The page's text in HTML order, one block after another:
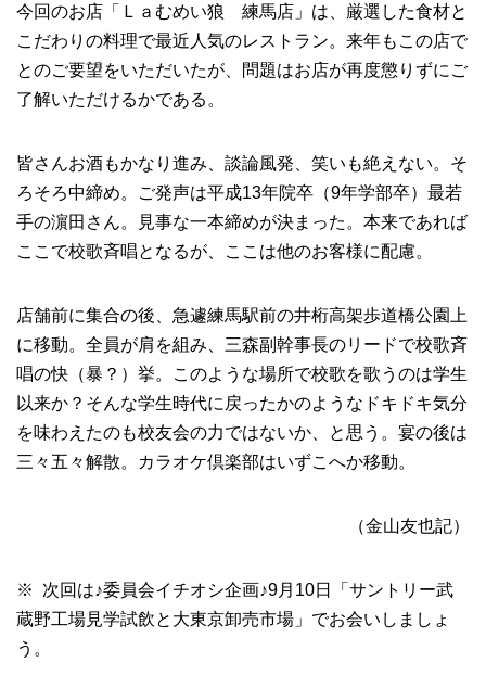
今回のお店「Ｌａむめい狼 練馬店」は、厳選した食材と
こだわりの料理で最近人気のレストラン。来年もこの店で
とのご要望をいただいたが、問題はお店が再度懲りずにご
了解いただけるかである。
皆さんお酒もかなり進み、談論風発、笑いも絶えない。そ
ろそろ中締め。ご発声は平成13年院卒（9年学部卒）最若
手の濵田さん。見事な一本締めが決まった。本来であれば
ここで校歌斉唱となるが、ここは他のお客様に配慮。
店舗前に集合の後、急遽練馬駅前の井桁高架歩道橋公園上
に移動。全員が肩を組み、三森副幹事長のリードで校歌斉
唱の快（暴？）挙。このような場所で校歌を歌うのは学生
以来か？そんな学生時代に戻ったかのようなドキドキ気分
を味わえたのも校友会の力ではないか、と思う。宴の後は
三々五々解散。カラオケ倶楽部はいずこへか移動。
（金山友也記）
※ 次回は♪委員会イチオシ企画♪9月10日「サントリー武
蔵野工場見学試飲と大東京卸売市場」でお会いしましょ
う。